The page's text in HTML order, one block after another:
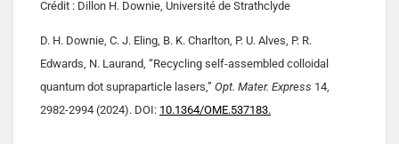
Crédit : Dillon H. Downie, Université de Strathclyde
D. H. Downie, C. J. Eling, B. K. Charlton, P. U. Alves, P. R.
Edwards, N. Laurand, “Recycling self-assembled colloidal
quantum dot supraparticle lasers,” Opt. Mater. Express 14,
2982-2994 (2024). DOI: 10.1364/OME.537183.